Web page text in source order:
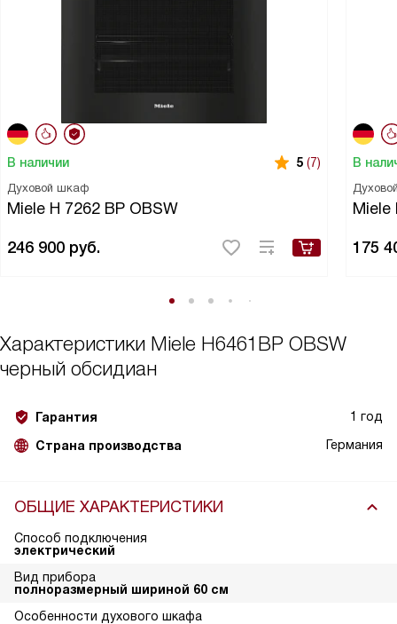
В наличии 5 (7)
Духовой шкаф
Miele H 7262 BP OBSW
246 900 руб.
В
Miele
175
Характеристики Miele H6461BP OBSW
черный обсидиан
Гарантия 1 год
Страна производства Германия
ОБЩИЕ ХАРАКТЕРИСТИКИ
Способ подключения
электрический
Вид прибора
полноразмерный шириной 60 см
Особенности духового шкафа